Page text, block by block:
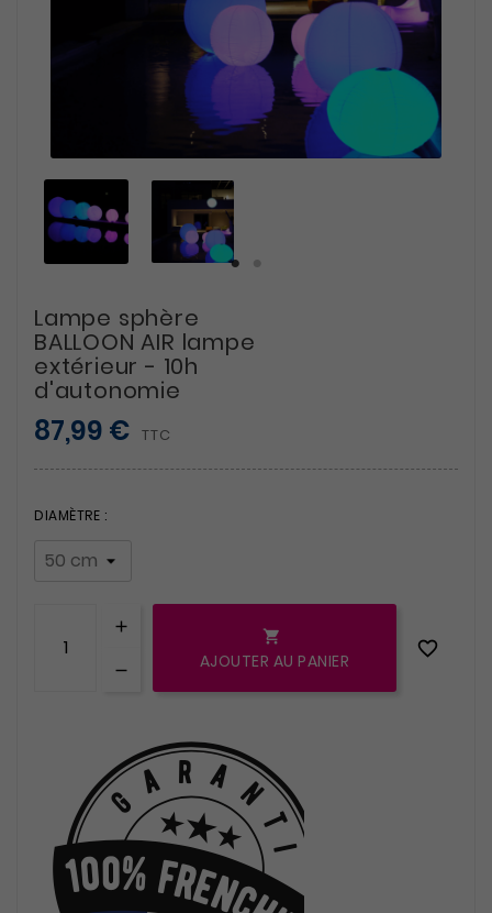
Lampe sphère
BALLOON AIR lampe
extérieur - 10h
d'autonomie
87,99 € TTC
DIAMÈTRE :

AJOUTER AU PANIER
